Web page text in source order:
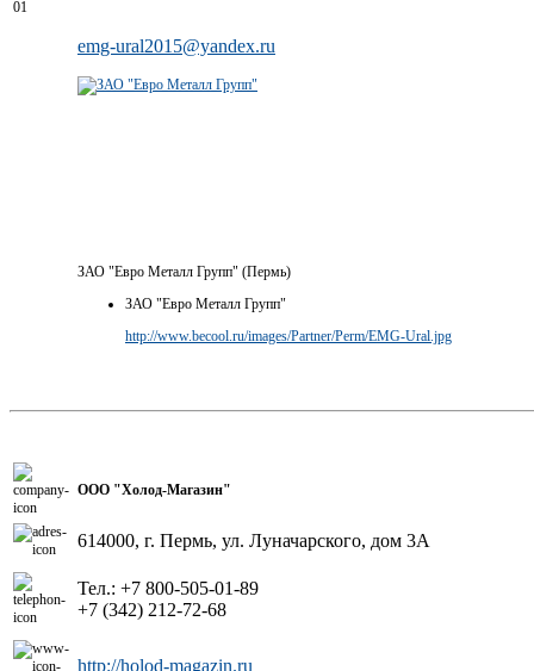
emg-ural2015@yandex.ru
ЗАО "Евро Металл Групп" (Пермь)
ЗАО "Евро Металл Групп"
http://www.becool.ru/images/Partner/Perm/EMG-Ural.jpg
ООО "Холод-Магазин"
614000, г. Пермь, ул. Луначарского, дом 3А
Тел.: +7 800-505-01-89
+7 (342) 212-72-68
http://holod-magazin.ru